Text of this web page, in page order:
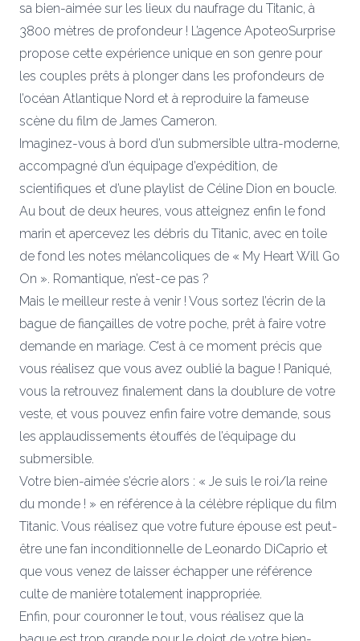
sa bien-aimée sur les lieux du naufrage du Titanic, à
3800 mètres de profondeur ! L’agence ApoteoSurprise
propose cette expérience unique en son genre pour
les couples prêts à plonger dans les profondeurs de
l’océan Atlantique Nord et à reproduire la fameuse
scène du film de James Cameron.
Imaginez-vous à bord d’un submersible ultra-moderne,
accompagné d’un équipage d’expédition, de
scientifiques et d’une playlist de Céline Dion en boucle.
Au bout de deux heures, vous atteignez enfin le fond
marin et apercevez les débris du Titanic, avec en toile
de fond les notes mélancoliques de « My Heart Will Go
On ». Romantique, n’est-ce pas ?
Mais le meilleur reste à venir ! Vous sortez l’écrin de la
bague de fiançailles de votre poche, prêt à faire votre
demande en mariage. C’est à ce moment précis que
vous réalisez que vous avez oublié la bague ! Paniqué,
vous la retrouvez finalement dans la doublure de votre
veste, et vous pouvez enfin faire votre demande, sous
les applaudissements étouffés de l’équipage du
submersible.
Votre bien-aimée s’écrie alors : « Je suis le roi/la reine
du monde ! » en référence à la célèbre réplique du film
Titanic. Vous réalisez que votre future épouse est peut-
être une fan inconditionnelle de Leonardo DiCaprio et
que vous venez de laisser échapper une référence
culte de manière totalement inappropriée.
Enfin, pour couronner le tout, vous réalisez que la